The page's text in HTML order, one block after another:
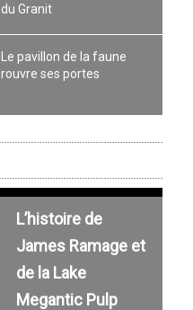
du Granit
Le pavillon de la faune
rouvre ses portes
L’histoire de
James Ramage et
de la Lake
Megantic Pulp